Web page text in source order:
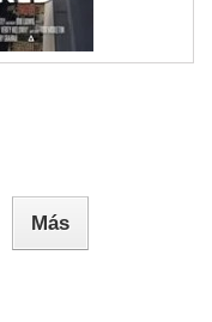
Más